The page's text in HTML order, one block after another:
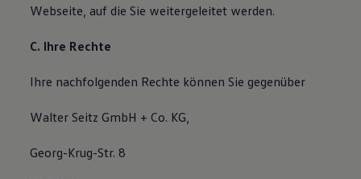
Webseite, auf die Sie weitergeleitet werden.
C. Ihre Rechte
Ihre nachfolgenden Rechte können Sie gegenüber
Walter Seitz GmbH + Co. KG,
Georg-Krug-Str. 8